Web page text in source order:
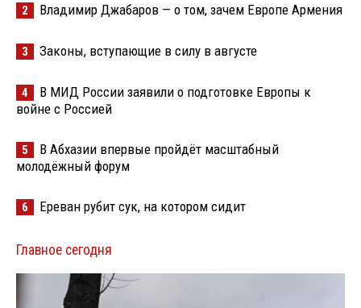
2 Владимир Джабаров — о том, зачем Европе Армения
3 Законы, вступающие в силу в августе
4
В МИД России заявили о подготовке Европы к
войне с Россией
5
В Абхазии впервые пройдёт масштабный
молодёжный форум
6 Ереван рубит сук, на котором сидит
Главное сегодня